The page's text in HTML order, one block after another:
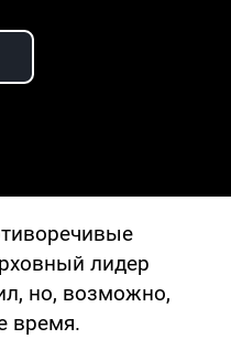
Video
лидер
но, возможно,
время.